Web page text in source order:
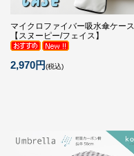
マイクロファイバー吸水傘ケース
【スヌーピー/フェイス】
2,970円(税込)